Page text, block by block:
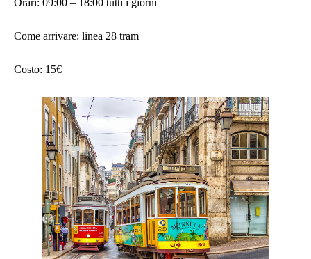
Come arrivare: linea 28 tram
Costo: 15€